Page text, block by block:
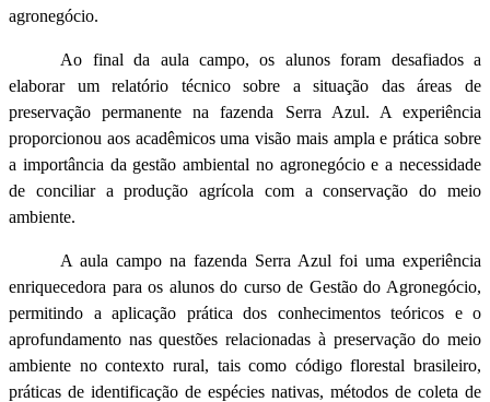
agronegócio.
Ao final da aula campo, os alunos foram desafiados a
elaborar um relatório técnico sobre a situação das áreas de
preservação permanente na fazenda Serra Azul. A experiência
proporcionou aos acadêmicos uma visão mais ampla e prática sobre
a importância da gestão ambiental no agronegócio e a necessidade
de conciliar a produção agrícola com a conservação do meio
ambiente.
A aula campo na fazenda Serra Azul foi uma experiência
enriquecedora para os alunos do curso de Gestão do Agronegócio,
permitindo a aplicação prática dos conhecimentos teóricos e o
aprofundamento nas questões relacionadas à preservação do meio
ambiente no contexto rural, tais como código florestal brasileiro,
práticas de identificação de espécies nativas, métodos de coleta de